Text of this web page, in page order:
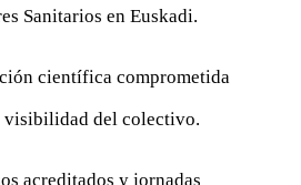
Sanitarios en Euskadi.
científica comprometida
visibilidad del colectivo.
acreditados y jornadas